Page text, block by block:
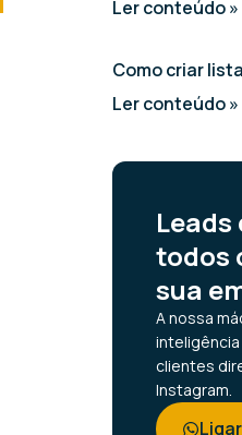
Ler conteúdo »
Como criar
Ler conteúdo »
todos
sua
A nossa
clientes
Instagram.